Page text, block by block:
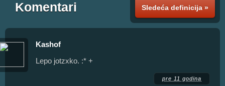
Sledeća definicija »
Komentari
Kashof
Lepo jotzxko. :* +
pre 11 godina